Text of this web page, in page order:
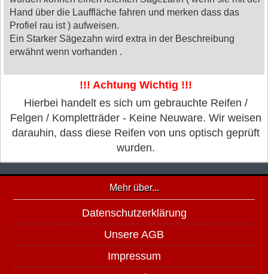
Hand über die Lauffläche fahren und merken dass das
Profiel rau ist ) aufweisen.
Ein Starker Sägezahn wird extra in der Beschreibung
erwähnt wenn vorhanden .
!!! Achtung Wichtig !!!
Hierbei handelt es sich um gebrauchte Reifen /
Felgen / Kompletträder - Keine Neuware. Wir weisen
darauhin, dass diese Reifen von uns optisch geprüft
wurden.
Mehr über...
Datenschutzerklärung
Unsere AGB
Impressum